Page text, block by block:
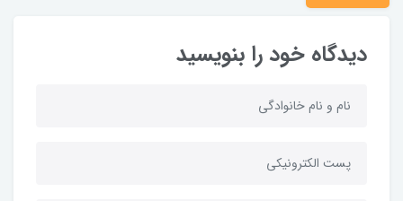
دیدگاه خود را بنویسید